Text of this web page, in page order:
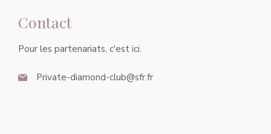
Contact
Pour les partenariats, c'est ici.
Private-diamond-club@sfr.fr